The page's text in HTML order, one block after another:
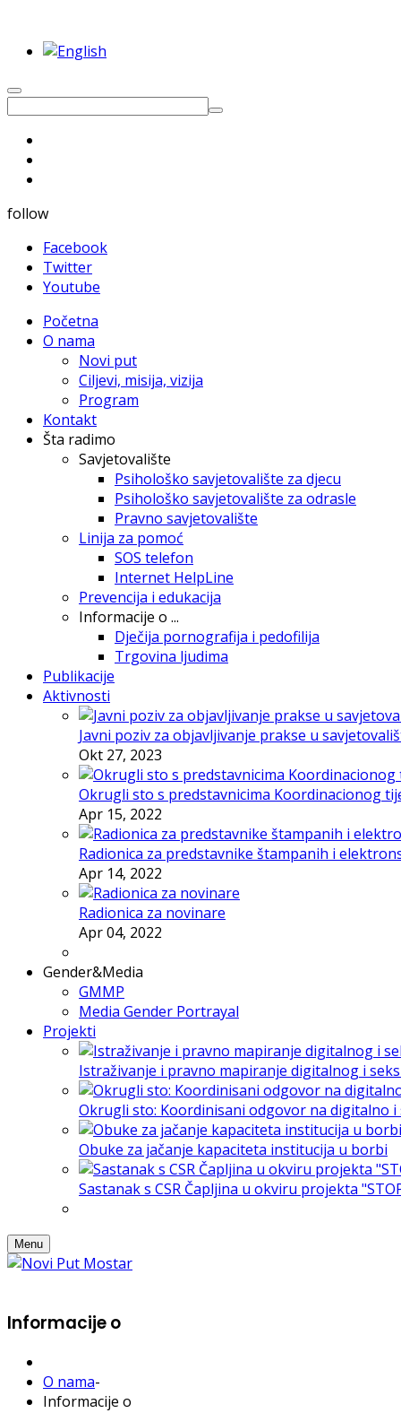
follow
Facebook
Twitter
Youtube
Početna
O nama
Novi put
Ciljevi, misija, vizija
Program
Kontakt
Šta radimo
Savjetovalište
Psihološko savjetovalište za djecu
Psihološko savjetovalište za odrasle
Pravno savjetovalište
Linija za pomoć
SOS telefon
Internet HelpLine
Prevencija i edukacija
Informacije o ...
Dječija pornografija i pedofilija
Trgovina ljudima
Publikacije
Aktivnosti
Javni poziv za objavljivanje prakse u
Okt 27, 2023
Okrugli sto s predstavnicima Koordinacionog
Apr 15, 2022
Radionica za predstavnike štampanih i
Apr 14, 2022
Radionica za novinare
Apr 04, 2022
Gender&Media
GMMP
Media Gender Portrayal
Projekti
Istraživanje i pravno mapiranje digitalnog i
Okrugli sto: Koordinisani odgovor na digitalno i
Obuke za jačanje kapaciteta institucija u borbi
Sastanak s CSR Čapljina u okviru projekta
Menu
Informacije o
O nama-
Informacije o